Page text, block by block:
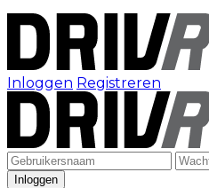
Inloggen Registreren